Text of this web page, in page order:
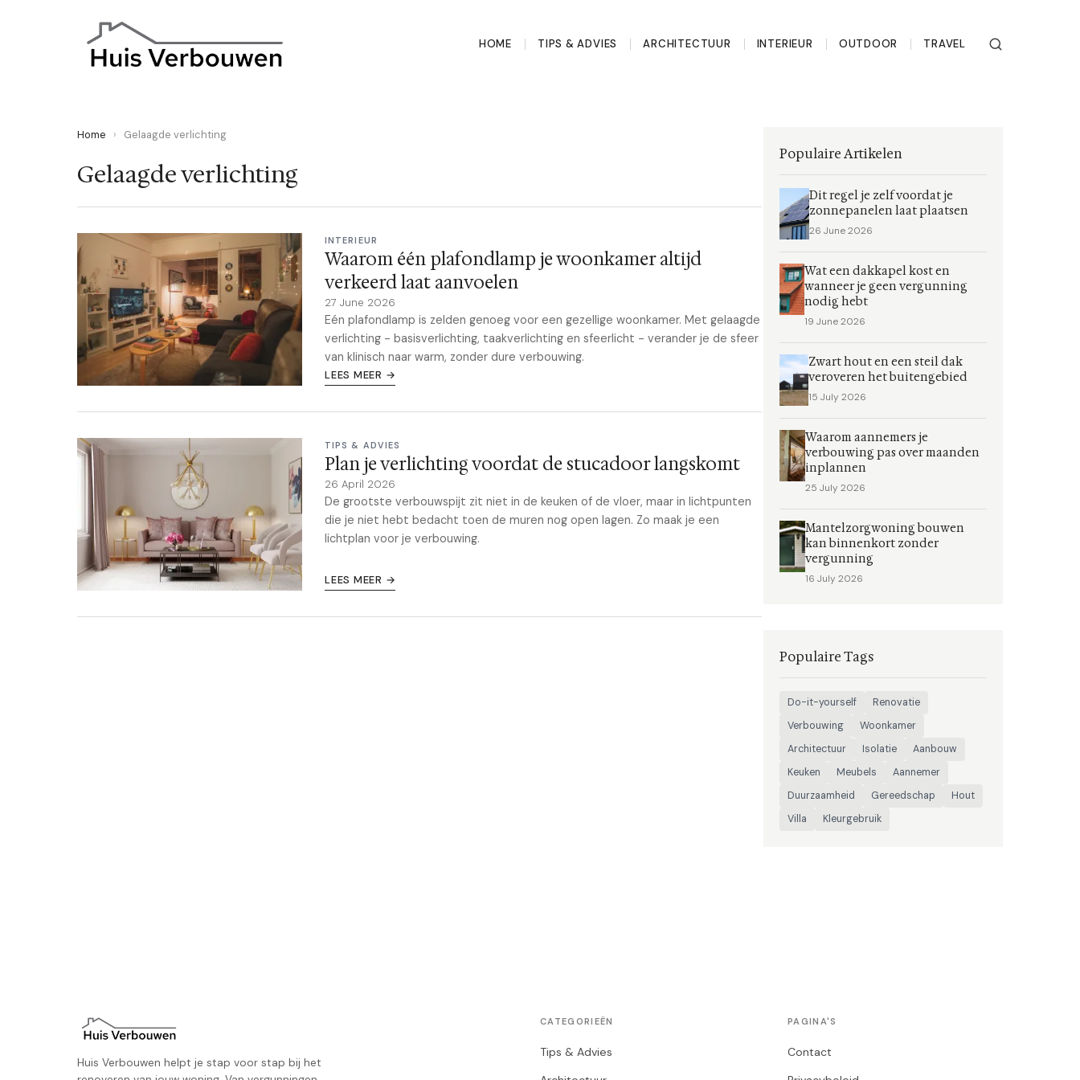
HOME TIPS & ADVIES ARCHITECTUUR INTERIEUR OUTDOOR TRAVEL
Home › Gelaagde verlichting
Gelaagde verlichting
INTERIEUR
Waarom één plafondlamp je woonkamer altijd
verkeerd laat aanvoelen
27 June 2026
Eén plafondlamp is zelden genoeg voor een gezellige woonkamer. Met gelaagde
verlichting - basisverlichting, taakverlichting en sfeerlicht - verander je de sfeer
van klinisch naar warm, zonder dure verbouwing.
LEES MEER →
TIPS & ADVIES
Plan je verlichting voordat de stucadoor langskomt
26 April 2026
De grootste verbouwspijt zit niet in de keuken of de vloer, maar in lichtpunten
die je niet hebt bedacht toen de muren nog open lagen. Zo maak je een
lichtplan voor je verbouwing.
LEES MEER →
Populaire Artikelen
Dit regel je zelf voordat je
zonnepanelen laat plaatsen
26 June 2026
Wat een dakkapel kost en
wanneer je geen vergunning
nodig hebt
19 June 2026
Zwart hout en een steil dak
veroveren het buitengebied
15 July 2026
Waarom aannemers je
verbouwing pas over maanden
inplannen
25 July 2026
Mantelzorgwoning bouwen
kan binnenkort zonder
vergunning
16 July 2026
Populaire Tags
Do-it-yourself
Renovatie
Verbouwing
Woonkamer
Architectuur
Isolatie
Aanbouw
Keuken
Meubels
Aannemer
Duurzaamheid
Gereedschap
Hout
Villa
Kleurgebruik
Huis Verbouwen helpt je stap voor stap bij het
CATEGORIEËN
Tips & Advies
PAGINA'S
Contact